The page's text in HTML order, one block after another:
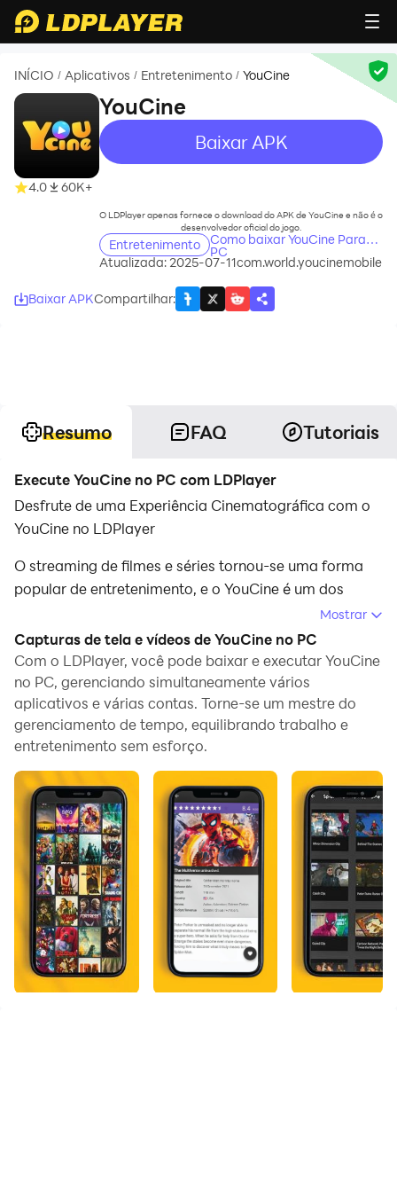
INÍCIO / Aplicativos / Entretenimento / YouCine
4.0 60K+
YouCine
recommend
Baixar APK
recommend
O LDPlayer apenas fornece o download do APK de YouCine e não é o
desenvolvedor oficial do jogo.
Entretenimento Como baixar YouCine Para
PC
Atualizada: 2025-07-11com.world.youcinemobile
Baixar APKCompartilhar:
Resumo FAQ Tutoriais
Execute YouCine no PC com LDPlayer
Desfrute de uma Experiência Cinematográfica com o
YouCine no LDPlayer
O streaming de filmes e séries tornou-se uma forma
popular de entretenimento, e o YouCine é um dos
desfrutar de uma experiência cinematográfica
completa em uma tela maior e com todos os recursos
do sistema operacional Android, o LDPlayer é a
escolha ideal. Neste artigo, vamos explorar como usar
o YouCine no LDPlayer pode levar sua experiência de
streaming a um novo patamar.
Aproveitando o YouCine no LDPlayer:
O LDPlayer é um emulador de Android para PC que
permite executar aplicativos e jogos móveis em uma
tela maior e com recursos adicionais. Aqui estão
algumas vantagens de usar o YouCine no LDPlayer:
1. Tela Ampliada: Ao usar o YouCine no LDPlayer, você
poderá desfrutar de uma experiência de streaming
cinematográfica em uma tela maior. Os filmes e séries
ganharão vida com detalhes nítidos e cores vibrantes,
Mostrar
Capturas de tela e vídeos de YouCine no PC
Com o LDPlayer, você pode baixar e executar YouCine
no PC, gerenciando simultaneamente vários
aplicativos e várias contas. Torne-se um mestre do
gerenciamento de tempo, equilibrando trabalho e
entretenimento sem esforço.